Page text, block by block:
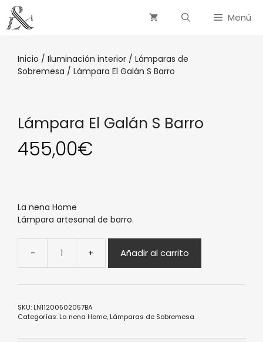
Menú
Inicio / Iluminación interior / Lámparas de
Sobremesa / Lámpara El Galán S Barro
Lámpara El Galán S Barro
455,00€
La nena Home
Lámpara artesanal de barro.
Añadir al carrito
SKU:LN11200502057BA
Categorías:La nena Home,Lámparas de Sobremesa